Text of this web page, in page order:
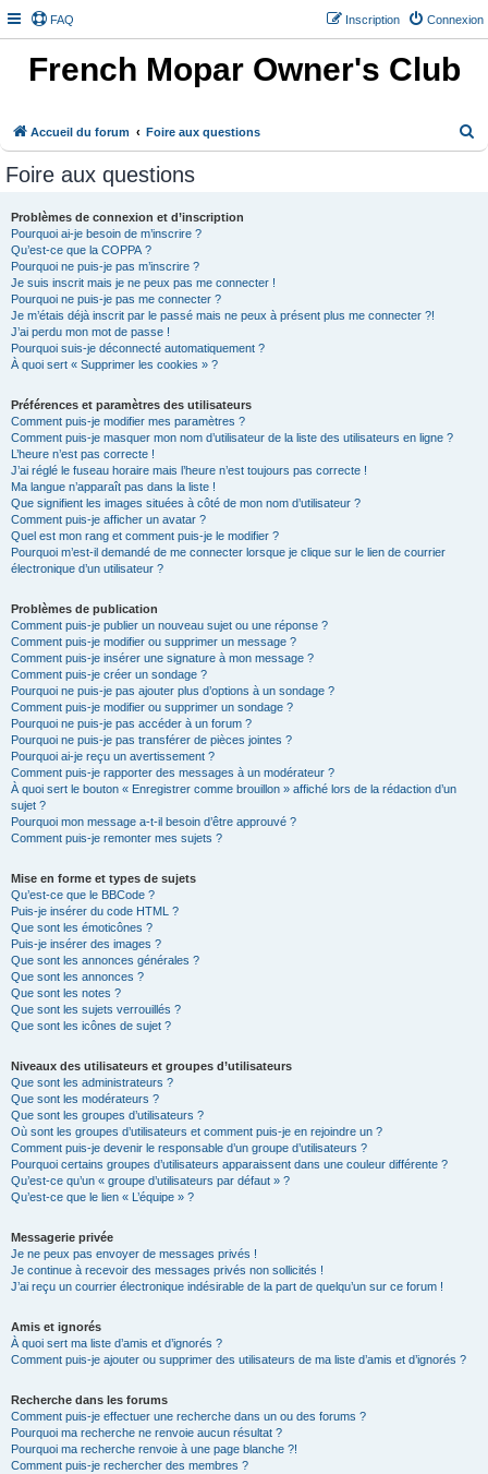
FAQ Connexion
Inscription
French Mopar Owner's Club
Accueil du forum Foire aux questions
Foire aux questions
Problèmes de connexion et d’inscription
Pourquoi ai-je besoin de m’inscrire ?
Qu’est-ce que la COPPA ?
Pourquoi ne puis-je pas m’inscrire ?
Je suis inscrit mais je ne peux pas me connecter !
Pourquoi ne puis-je pas me connecter ?
Je m’étais déjà inscrit par le passé mais ne peux à présent plus me connecter ?!
J’ai perdu mon mot de passe !
Pourquoi suis-je déconnecté automatiquement ?
À quoi sert « Supprimer les cookies » ?
Préférences et paramètres des utilisateurs
Comment puis-je modifier mes paramètres ?
Comment puis-je masquer mon nom d’utilisateur de la liste des utilisateurs en ligne ?
L’heure n’est pas correcte !
J’ai réglé le fuseau horaire mais l’heure n’est toujours pas correcte !
Ma langue n’apparaît pas dans la liste !
Que signifient les images situées à côté de mon nom d’utilisateur ?
Comment puis-je afficher un avatar ?
Quel est mon rang et comment puis-je le modifier ?
Pourquoi m’est-il demandé de me connecter lorsque je clique sur le lien de courrier
électronique d’un utilisateur ?
Problèmes de publication
Comment puis-je publier un nouveau sujet ou une réponse ?
Comment puis-je modifier ou supprimer un message ?
Comment puis-je insérer une signature à mon message ?
Comment puis-je créer un sondage ?
Pourquoi ne puis-je pas ajouter plus d’options à un sondage ?
Comment puis-je modifier ou supprimer un sondage ?
Pourquoi ne puis-je pas accéder à un forum ?
Pourquoi ne puis-je pas transférer de pièces jointes ?
Pourquoi ai-je reçu un avertissement ?
Comment puis-je rapporter des messages à un modérateur ?
À quoi sert le bouton « Enregistrer comme brouillon » affiché lors de la rédaction d’un
sujet ?
Pourquoi mon message a-t-il besoin d’être approuvé ?
Comment puis-je remonter mes sujets ?
Mise en forme et types de sujets
Qu’est-ce que le BBCode ?
Puis-je insérer du code HTML ?
Que sont les émoticônes ?
Puis-je insérer des images ?
Que sont les annonces générales ?
Que sont les annonces ?
Que sont les notes ?
Que sont les sujets verrouillés ?
Que sont les icônes de sujet ?
Niveaux des utilisateurs et groupes d’utilisateurs
Que sont les administrateurs ?
Que sont les modérateurs ?
Que sont les groupes d’utilisateurs ?
Où sont les groupes d’utilisateurs et comment puis-je en rejoindre un ?
Comment puis-je devenir le responsable d’un groupe d’utilisateurs ?
Pourquoi certains groupes d’utilisateurs apparaissent dans une couleur différente ?
Qu’est-ce qu’un « groupe d’utilisateurs par défaut » ?
Qu’est-ce que le lien « L’équipe » ?
Messagerie privée
Je ne peux pas envoyer de messages privés !
Je continue à recevoir des messages privés non sollicités !
J’ai reçu un courrier électronique indésirable de la part de quelqu’un sur ce forum !
Amis et ignorés
À quoi sert ma liste d’amis et d’ignorés ?
Comment puis-je ajouter ou supprimer des utilisateurs de ma liste d’amis et d’ignorés ?
Recherche dans les forums
Comment puis-je effectuer une recherche dans un ou des forums ?
Pourquoi ma recherche ne renvoie aucun résultat ?
Pourquoi ma recherche renvoie à une page blanche ?!
Comment puis-je rechercher des membres ?